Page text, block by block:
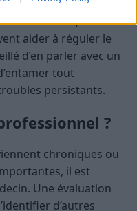
la mélatonine, la
aider à réguler le
d’en parler avec un
tout
persistants.
?
chroniques ou
il est
Une évaluation
d’autres